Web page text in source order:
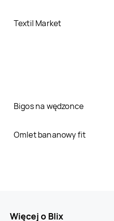
Textil Market
Bigos na wędzonce
Omlet bananowy fit
Więcej o Blix